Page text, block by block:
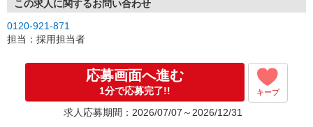
能です。
この求人に関するお問い合わせ
0120-921-871
担当：採用担当者
応募画面へ進む
1分で応募完了!! キープ
求人応募期間：2026/07/07～2026/12/31